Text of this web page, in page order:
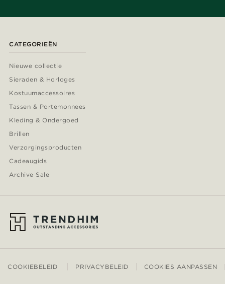
CATEGORIEËN
Nieuwe collectie
Sieraden & Horloges
Kostuumaccessoires
Tassen & Portemonnees
Kleding & Ondergoed
Brillen
Verzorgingsproducten
Cadeaugids
Archive Sale
COOKIEBELEID PRIVACYBELEID COOKIES AANPASSEN